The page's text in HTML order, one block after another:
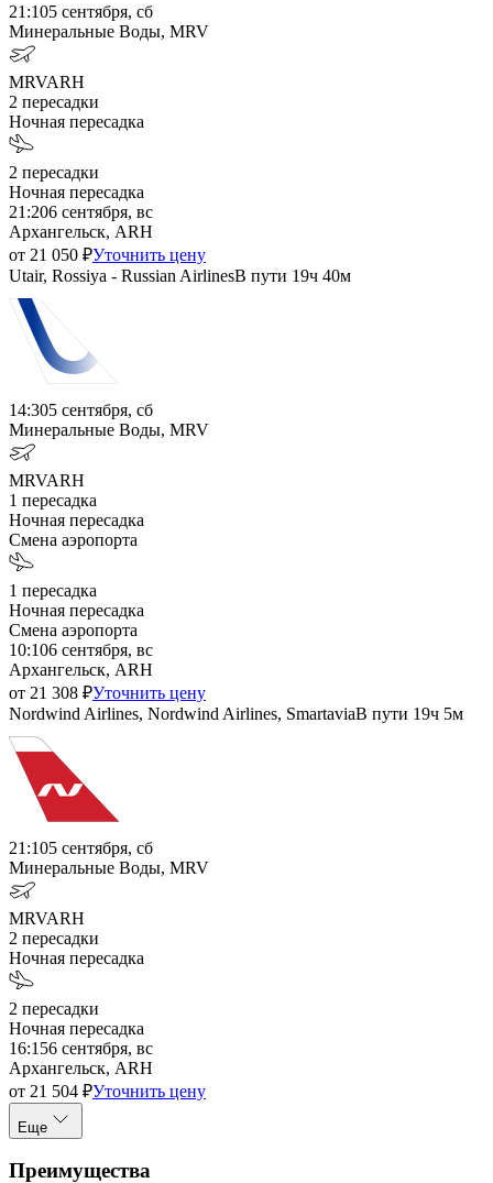
21:105 сентября, сб
Минеральные Воды, MRV
MRVARH
2 пересадки
Ночная пересадка
2 пересадки
Ночная пересадка
21:206 сентября, вс
Архангельск, ARH
от 21 050 ₽Уточнить цену
Utair, Rossiya - Russian AirlinesВ пути 19ч 40м
14:305 сентября, сб
Минеральные Воды, MRV
MRVARH
1 пересадка
Ночная пересадка
Смена аэропорта
1 пересадка
Ночная пересадка
Смена аэропорта
10:106 сентября, вс
Архангельск, ARH
от 21 308 ₽Уточнить цену
Nordwind Airlines, Nordwind Airlines, SmartaviaВ пути 19ч 5м
21:105 сентября, сб
Минеральные Воды, MRV
MRVARH
2 пересадки
Ночная пересадка
2 пересадки
Ночная пересадка
16:156 сентября, вс
Архангельск, ARH
от 21 504 ₽Уточнить цену
Еще
Преимущества